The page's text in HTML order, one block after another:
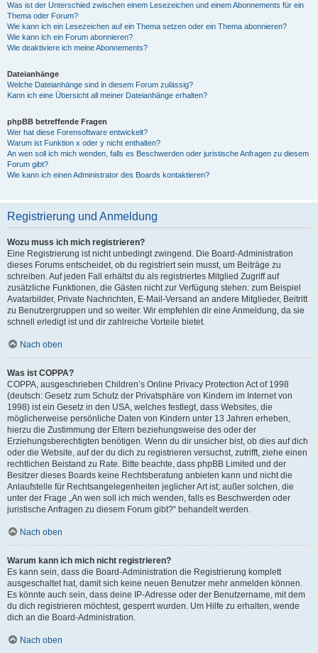
Was ist der Unterschied zwischen einem Lesezeichen und einem Abonnements für ein
Thema oder Forum?
Wie kann ich ein Lesezeichen auf ein Thema setzen oder ein Thema abonnieren?
Wie kann ich ein Forum abonnieren?
Wie deaktiviere ich meine Abonnements?
Dateianhänge
Welche Dateianhänge sind in diesem Forum zulässig?
Kann ich eine Übersicht all meiner Dateianhänge erhalten?
phpBB betreffende Fragen
Wer hat diese Forensoftware entwickelt?
Warum ist Funktion x oder y nicht enthalten?
An wen soll ich mich wenden, falls es Beschwerden oder juristische Anfragen zu diesem
Forum gibt?
Wie kann ich einen Administrator des Boards kontaktieren?
Registrierung und Anmeldung
Wozu muss ich mich registrieren?
Eine Registrierung ist nicht unbedingt zwingend. Die Board-Administration
dieses Forums entscheidet, ob du registriert sein musst, um Beiträge zu
schreiben. Auf jeden Fall erhältst du als registriertes Mitglied Zugriff auf
zusätzliche Funktionen, die Gästen nicht zur Verfügung stehen: zum Beispiel
Avatarbilder, Private Nachrichten, E-Mail-Versand an andere Mitglieder, Beitritt
zu Benutzergruppen und so weiter. Wir empfehlen dir eine Anmeldung, da sie
schnell erledigt ist und dir zahlreiche Vorteile bietet.
Nach oben
Was ist COPPA?
COPPA, ausgeschrieben Children’s Online Privacy Protection Act of 1998
(deutsch: Gesetz zum Schutz der Privatsphäre von Kindern im Internet von
1998) ist ein Gesetz in den USA, welches festlegt, dass Websites, die
möglicherweise persönliche Daten von Kindern unter 13 Jahren erheben,
hierzu die Zustimmung der Eltern beziehungsweise des oder der
Erziehungsberechtigten benötigen. Wenn du dir unsicher bist, ob dies auf dich
oder die Website, auf der du dich zu registrieren versuchst, zutrifft, ziehe einen
rechtlichen Beistand zu Rate. Bitte beachte, dass phpBB Limited und der
Besitzer dieses Boards keine Rechtsberatung anbieten kann und nicht die
Anlaufstelle für Rechtsangelegenheiten jeglicher Art ist; außer solchen, die
unter der Frage „An wen soll ich mich wenden, falls es Beschwerden oder
juristische Anfragen zu diesem Forum gibt?“ behandelt werden.
Nach oben
Warum kann ich mich nicht registrieren?
Es kann sein, dass die Board-Administration die Registrierung komplett
ausgeschaltet hat, damit sich keine neuen Benutzer mehr anmelden können.
Es könnte auch sein, dass deine IP-Adresse oder der Benutzername, mit dem
du dich registrieren möchtest, gesperrt wurden. Um Hilfe zu erhalten, wende
dich an die Board-Administration.
Nach oben